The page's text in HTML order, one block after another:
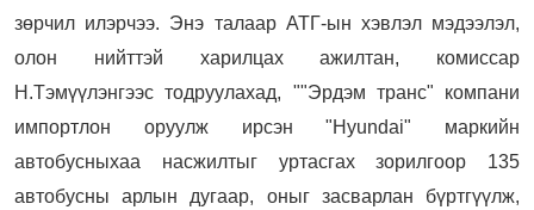
зөрчил илэрчээ. Энэ талаар АТГ-ын хэвлэл мэдээлэл,
олон нийттэй харилцах ажилтан, комиссар
Н.Тэмүүлэнгээс тодруулахад, ""Эрдэм транс" компани
импортлон оруулж ирсэн "Hyundai" маркийн
автобусныхаа насжилтыг уртасгах зорилгоор 135
автобусны арлын дугаар, оныг засварлан бүртгүүлж,